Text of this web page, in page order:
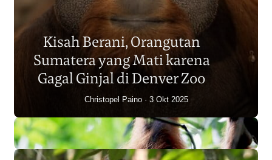
Populasi Orangutan
Sumatera Berkurang 2.700
Individu dalam Satu Dekade?
Junaidi Hanafiah 14 Jul 2026
Kisah Berani, Orangutan
Sumatera yang Mati karena
Gagal Ginjal di Denver Zoo
Christopel Paino 3 Okt 2025